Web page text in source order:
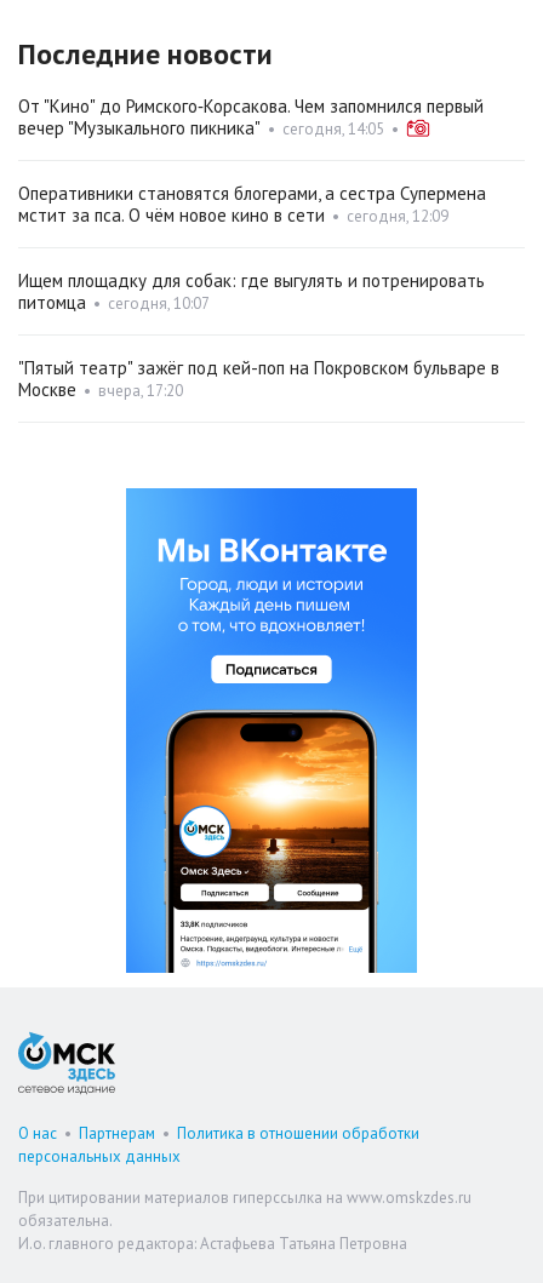
Последние новости
От "Кино" до Римского‑Корсакова. Чем запомнился первый
вечер "Музыкального пикника" • сегодня, 14:05 •
Оперативники становятся блогерами, а сестра Супермена
мстит за пса. О чём новое кино в сети • сегодня, 12:09
Ищем площадку для собак: где выгулять и потренировать
питомца • сегодня, 10:07
"Пятый театр" зажёг под кей-поп на Покровском бульваре в
Москве • вчера, 17:20
О нас • Партнерам • Политика в отношении обработки
персональных данных
При цитировании материалов гиперссылка на www.omskzdes.ru
обязательна.
И.о. главного редактора: Астафьева Татьяна Петровна